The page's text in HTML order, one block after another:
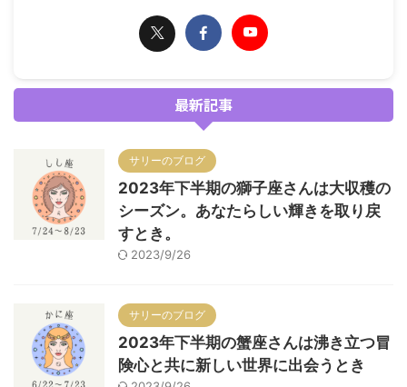
最新記事
サリーのブログ
2023年下半期の獅子座さんは大収穫の
シーズン。あなたらしい輝きを取り戻
すとき。
2023/9/26
サリーのブログ
2023年下半期の蟹座さんは沸き立つ冒
険心と共に新しい世界に出会うとき